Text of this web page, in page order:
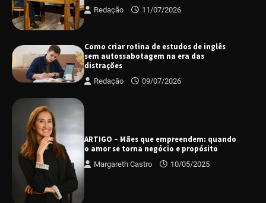
Redação 11/07/2026
Como criar rotina de estudos de inglês
sem autossabotagem na era das
distrações
Redação 09/07/2026
ARTIGO – Mães que empreendem: quando
o amor se torna negócio e propósito
Margareth Castro 10/05/2025